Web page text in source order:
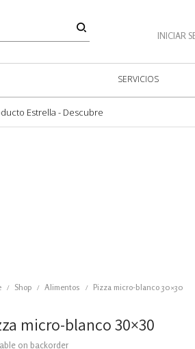
INICIAR
SERVICIOS
Estrella - Descubre
/ Shop / Alimentos / Pizza micro-blanco 30×30
micro-blanco 30×30
on backorder